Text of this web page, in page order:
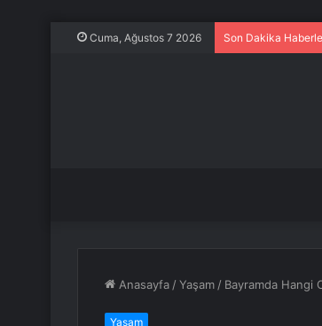
Cuma, Ağustos 7 2026 Son Dakika
Anasayfa /Yaşam / Bayramda Hangi
Yaşam